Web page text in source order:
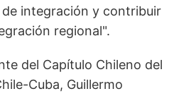
integración y contribuir
regional".
del Capítulo Chileno del
Cuba, Guillermo